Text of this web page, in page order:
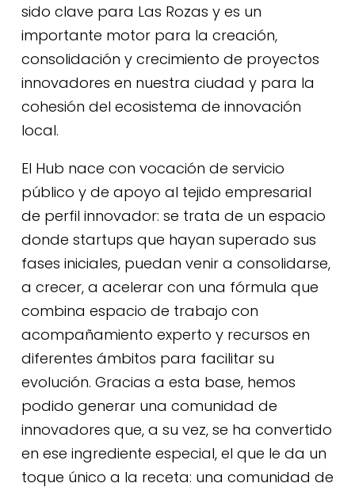
sido clave para Las Rozas y es un
importante motor para la creación,
consolidación y crecimiento de proyectos
innovadores en nuestra ciudad y para la
cohesión del ecosistema de innovación
local.
El Hub nace con vocación de servicio
público y de apoyo al tejido empresarial
de perfil innovador: se trata de un espacio
donde startups que hayan superado sus
fases iniciales, puedan venir a consolidarse,
a crecer, a acelerar con una fórmula que
combina espacio de trabajo con
acompañamiento experto y recursos en
diferentes ámbitos para facilitar su
evolución. Gracias a esta base, hemos
podido generar una comunidad de
innovadores que, a su vez, se ha convertido
en ese ingrediente especial, el que le da un
toque único a la receta: una comunidad de